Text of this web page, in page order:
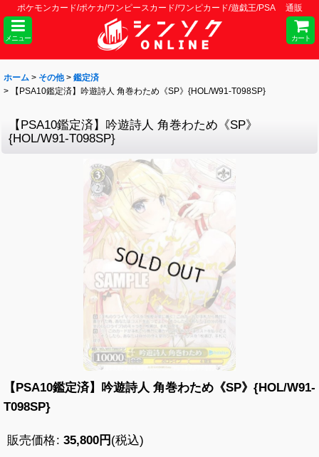
ポケモンカード/ポケカ/ワンピースカード/ワンピカード/遊戯王/PSA 通販
メニュー カート
ホーム > その他 > 鑑定済
>
【PSA10鑑定済】吟遊詩人 角巻わため《SP》{HOL/W91-T098SP}
【PSA10鑑定済】吟遊詩人 角巻わため《SP》
{HOL/W91-T098SP}
【PSA10鑑定済】吟遊詩人 角巻わため《SP》{HOL/W91-
T098SP}
販売価格: 35,800円 (税込)